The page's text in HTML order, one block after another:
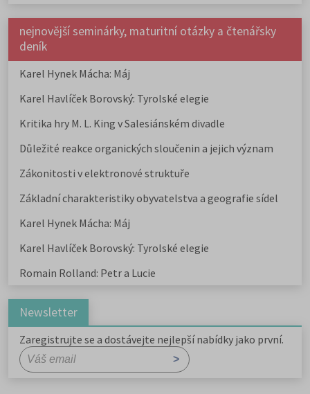
nejnovější seminárky, maturitní otázky a čtenářsky
deník
Karel Hynek Mácha: Máj
Karel Havlíček Borovský: Tyrolské elegie
Kritika hry M. L. King v Salesiánském divadle
Důležité reakce organických sloučenin a jejich význam
Zákonitosti v elektronové struktuře
Základní charakteristiky obyvatelstva a geografie sídel
Karel Hynek Mácha: Máj
Karel Havlíček Borovský: Tyrolské elegie
Romain Rolland: Petr a Lucie
Newsletter
Zaregistrujte se a dostávejte nejlepší nabídky jako první.